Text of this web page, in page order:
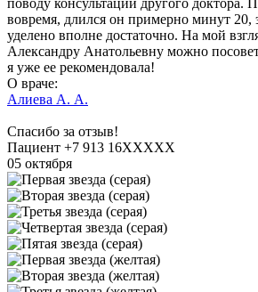
поводу консультации другого доктора.
вовремя, длился он примерно минут 20,
уделено вполне достаточно. На мой
Александру Анатольевну можно
я уже ее рекомендовала!
О враче:
Алиева А. А.
Спасибо за отзыв!
Пациент +7 913 16XXXXX
05 октября